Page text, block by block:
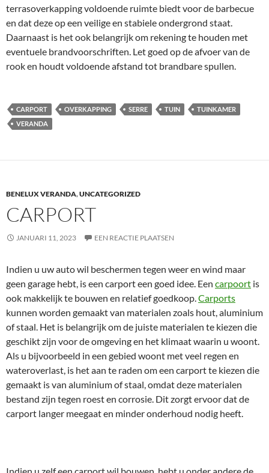
terrasoverkapping voldoende ruimte biedt voor de barbecue
en dat deze op een veilige en stabiele ondergrond staat.
Daarnaast is het ook belangrijk om rekening te houden met
eventuele brandvoorschriften. Let goed op de afvoer van de
rook en houdt voldoende afstand tot brandbare spullen.
CARPORT OVERKAPPING SERRE TUIN
TUINKAMER
VERANDA
BENELUX VERANDA,UNCATEGORIZED
CARPORT
JANUARI 11, 2023 EEN REACTIE PLAATSEN
Indien u uw auto wil beschermen tegen weer en wind maar
geen garage hebt, is een carport een goed idee. Een carpoort is
ook makkelijk te bouwen en relatief goedkoop.Carports
kunnen worden gemaakt van materialen zoals hout, aluminium
of staal. Het is belangrijk om de juiste materialen te kiezen die
geschikt zijn voor de omgeving en het klimaat waarin u woont.
Als u bijvoorbeeld in een gebied woont met veel regen en
wateroverlast, is het aan te raden om een carport te kiezen die
gemaakt is van aluminium of staal, omdat deze materialen
bestand zijn tegen roest en corrosie. Dit zorgt ervoor dat de
carport langer meegaat en minder onderhoud nodig heeft.